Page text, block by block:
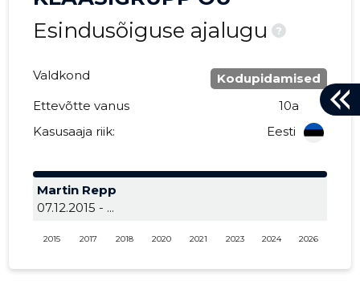
Esindusõiguse ajalugu
?
Valdkond
Kodupidamised
Ettevõtte vanus
10a
Kasusaaja riik:
Eesti
Martin Repp
07.12.2015 - ...
2015 2017 2018 2020 2021 2023 2024 2026